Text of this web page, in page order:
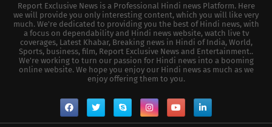
Report Exclusive News is a Professional Hindi news Platform. Here
we will provide you only interesting content, which you will like very
much. We're dedicated to providing you the best of Hindi news, with
a focus on dependability and Hindi news website, watch live tv
coverages, Latest Khabar, Breaking news in Hindi of India, World,
Sports, business, film, Report Exclusive News and Entertainment..
We're working to turn our passion for Hindi news into a booming
online website. We hope you enjoy our Hindi news as much as we
enjoy offering them to you.